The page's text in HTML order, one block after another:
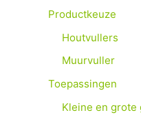
Productkeuze
Houtvullers
Muurvuller
Toepassingen
Kleine en grote